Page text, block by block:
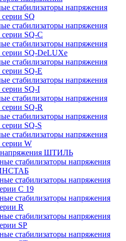
стабилизаторы напряжения
SQ
стабилизаторы напряжения
SQ-C
стабилизаторы напряжения
SQ-DeLUXe
стабилизаторы напряжения
SQ-E
стабилизаторы напряжения
SQ-I
стабилизаторы напряжения
SQ-R
стабилизаторы напряжения
SQ-S
стабилизаторы напряжения
W
напряжения ШТИЛЬ
стабилизаторы напряжения
стабилизаторы напряжения
C 19
стабилизаторы напряжения
R
стабилизаторы напряжения
SP
стабилизаторы напряжения